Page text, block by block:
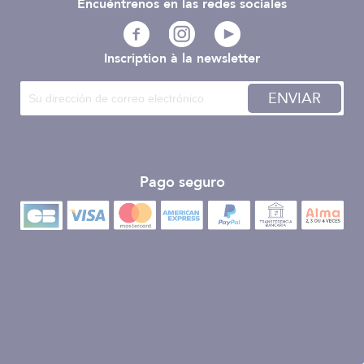
Inscription à la newsletter
ENVIAR
Pago seguro
Encuéntrenos en las redes sociales